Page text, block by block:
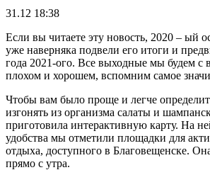
31.12 18:38
Если вы читаете эту новость, 2020 – ый
уже наверняка подвели его итоги и
года 2021-ого. Все выходные мы будем с
плохом и хорошем, вспомним самое
Чтобы вам было проще и легче
изгонять из организма салаты и
приготовила интерактивную карту. На
удобства мы отметили площадки для
отдыха, доступного в Благовещенске.
прямо с утра.